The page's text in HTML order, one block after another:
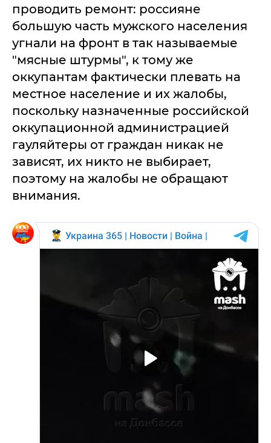
проводить ремонт: россияне
большую часть мужского населения
угнали на фронт в так называемые
"мясные штурмы", к тому же
оккупантам фактически плевать на
местное население и их жалобы,
поскольку назначенные российской
оккупационной администрацией
гауляйтеры от граждан никак не
зависят, их никто не выбирает,
поэтому на жалобы не обращают
внимания.